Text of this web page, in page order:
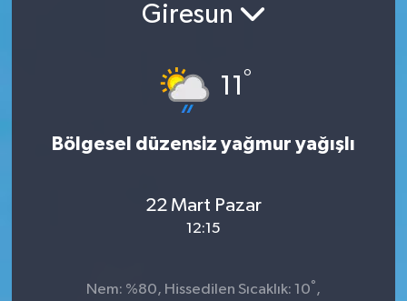
Giresun
11°
Bölgesel düzensiz yağmur yağışlı
22 Mart Pazar
12:15
Nem: %80, Hissedilen Sıcaklık: 10° ,